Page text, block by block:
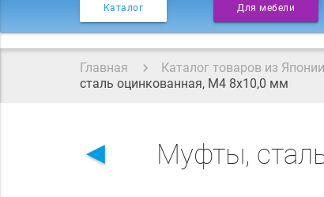
Каталог Для мебели
Главная Каталог товаров из
сталь оцинкованная, M4 8x10,0 мм
◄ Муфты,